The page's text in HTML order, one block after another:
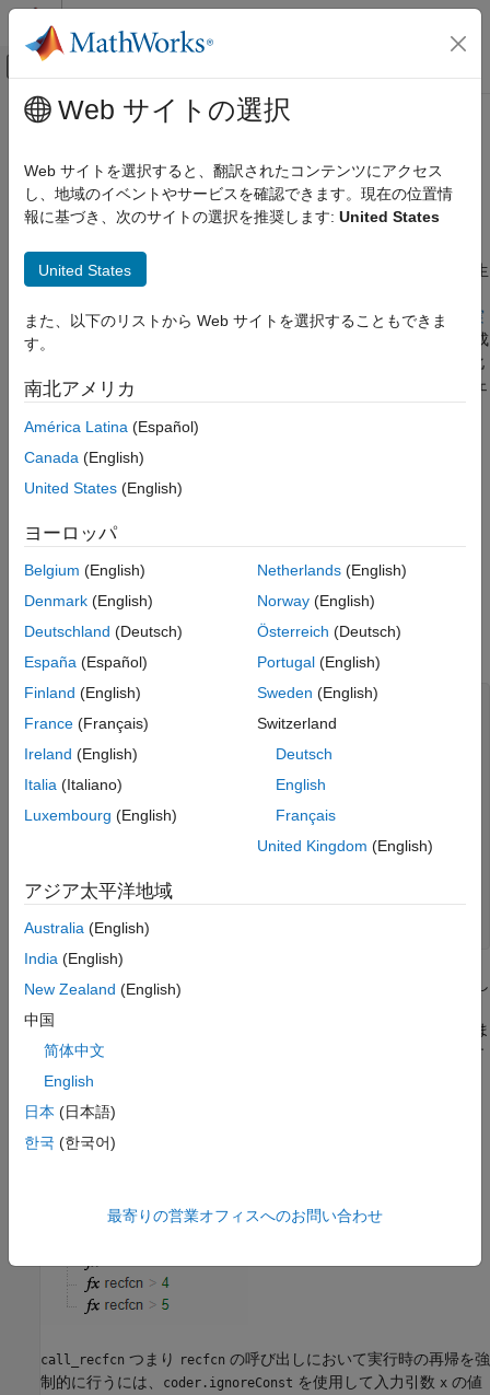
コンテンツへスキップ
オフキャンバス ナビゲーション メ
ドキュメンテーションのホーム
FPGA、ASIC、および SoC 開発
Fixed-Point Designer
コード ジェネレーターで実行時の再帰を強
制的に使用させる
項目一覧
再帰関数への入力を非定数として処理
再帰呼び出しの前に出力変数を代入する
参考
メインコンテンツ
コード ジェネレーターで実行時の
再帰を強制的に使用させる
MATLAB ®
コードに再帰的関数呼び出しが含まれる場合、コード
す。コンパイル時の再帰
では、コード ジェネレーターによって生
これらのバージョンは、関数の特殊化として知られています。
実
では、コード ジェネレーターによって再帰関数が生成
されます。コンパイル時の再帰によって作成される関数の特殊化
が多すぎる場合や、実行時の再帰を使用する場合は、コード ジェ
ネレーターに対して実行時の再帰の強制を試みることができま
す。次のいずれかの方法を試みます。
再帰関数への入力を可変サイズにする
再帰呼び出しの前に出力変数を代入する
再帰関数への入力を非定数として処理
function
y = call_recfcn(n)
A = ones(1,n);
end
function
end
end
call_recfcnは、2 番目の引数の値を 5 として
を呼び出し
す。
の値はそれぞれ異なりま
す。コード ジェネレーターは
の特殊化を 5 つ生成します
(それぞれが各呼び出しに対応)。
call_recfcn つまり recfcn の呼び出しにおいて実行時の再帰を強
制的に行うには、
coder.ignoreConst を使用して入力引数 x の値
Web サイトの選択
Web サイトを選択すると、翻訳されたコンテンツにアクセス
し、地域のイベントやサービスを確認できます。現在の位置情
報に基づき、次のサイトの選択を推奨します: United States
United States
また、以下のリストから Web サイトを選択することもできま
す。
南北アメリカ
América Latina (Español)
Canada (English)
United States (English)
ヨーロッパ
Belgium (English)
Denmark (English)
Deutschland (Deutsch)
España (Español)
Finland (English)
France (Français)
Ireland (English)
Italia (Italiano)
Luxembourg (English)
Netherlands(English)
Norway(English)
Österreich (Deutsch)
Portugal(English)
Sweden (English)
Switzerland
Deutsch
English
Français
United Kingdom (English)
アジア太平洋地域
Australia (English)
India (English)
New Zealand (English)
中国
简体中文
English
日本 (日本語)
한국 (한국어)
最寄りの営業オフィスへのお問い合わせ